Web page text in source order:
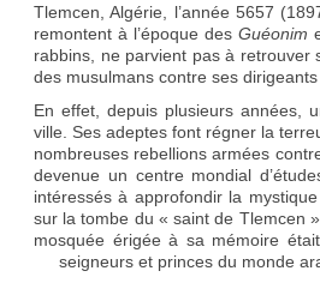
Tlemcen, Algérie, l’année 5657
remontent à l’époque des Guéonim
rabbins, ne parvient pas à retrouver
des musulmans contre ses
En effet, depuis plusieurs années,
ville. Ses adeptes font régner la
nombreuses rebellions armées
devenue un centre mondial
intéressés à approfondir la
sur la tombe du « saint de Tlemcen
mosquée érigée à sa mémoire
seigneurs et princes du monde